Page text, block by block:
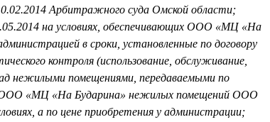
Арбитражного суда Омской области;
на условиях, обеспечивающих ООО «МЦ «На
в сроки, установленные по договору
контроля (использование, обслуживание,
нежилыми помещениями, передаваемыми по
ООО «МЦ «На Бударина» нежилых помещений ООО
а по цене приобретения у администрации;